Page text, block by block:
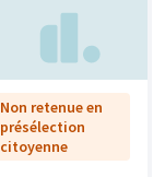
Non retenue en
présélection
citoyenne